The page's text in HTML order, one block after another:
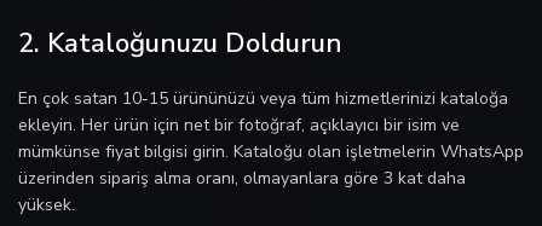
2. Kataloğunuzu Doldurun
En çok satan 10-15 ürününüzü veya tüm hizmetlerinizi kataloğa
ekleyin. Her ürün için net bir fotoğraf, açıklayıcı bir isim ve
mümkünse fiyat bilgisi girin. Kataloğu olan işletmelerin WhatsApp
üzerinden sipariş alma oranı, olmayanlara göre 3 kat daha
yüksek.